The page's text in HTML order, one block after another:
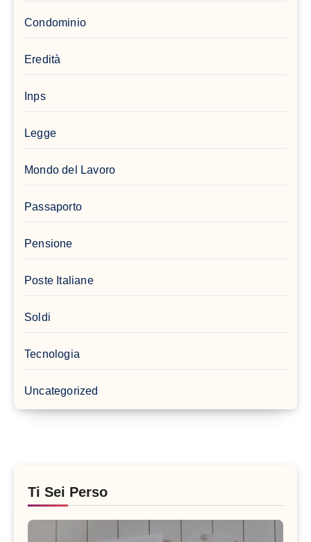
Condominio
Eredità
Inps
Legge
Mondo del Lavoro
Passaporto
Pensione
Poste Italiane
Soldi
Tecnologia
Uncategorized
Ti Sei Perso